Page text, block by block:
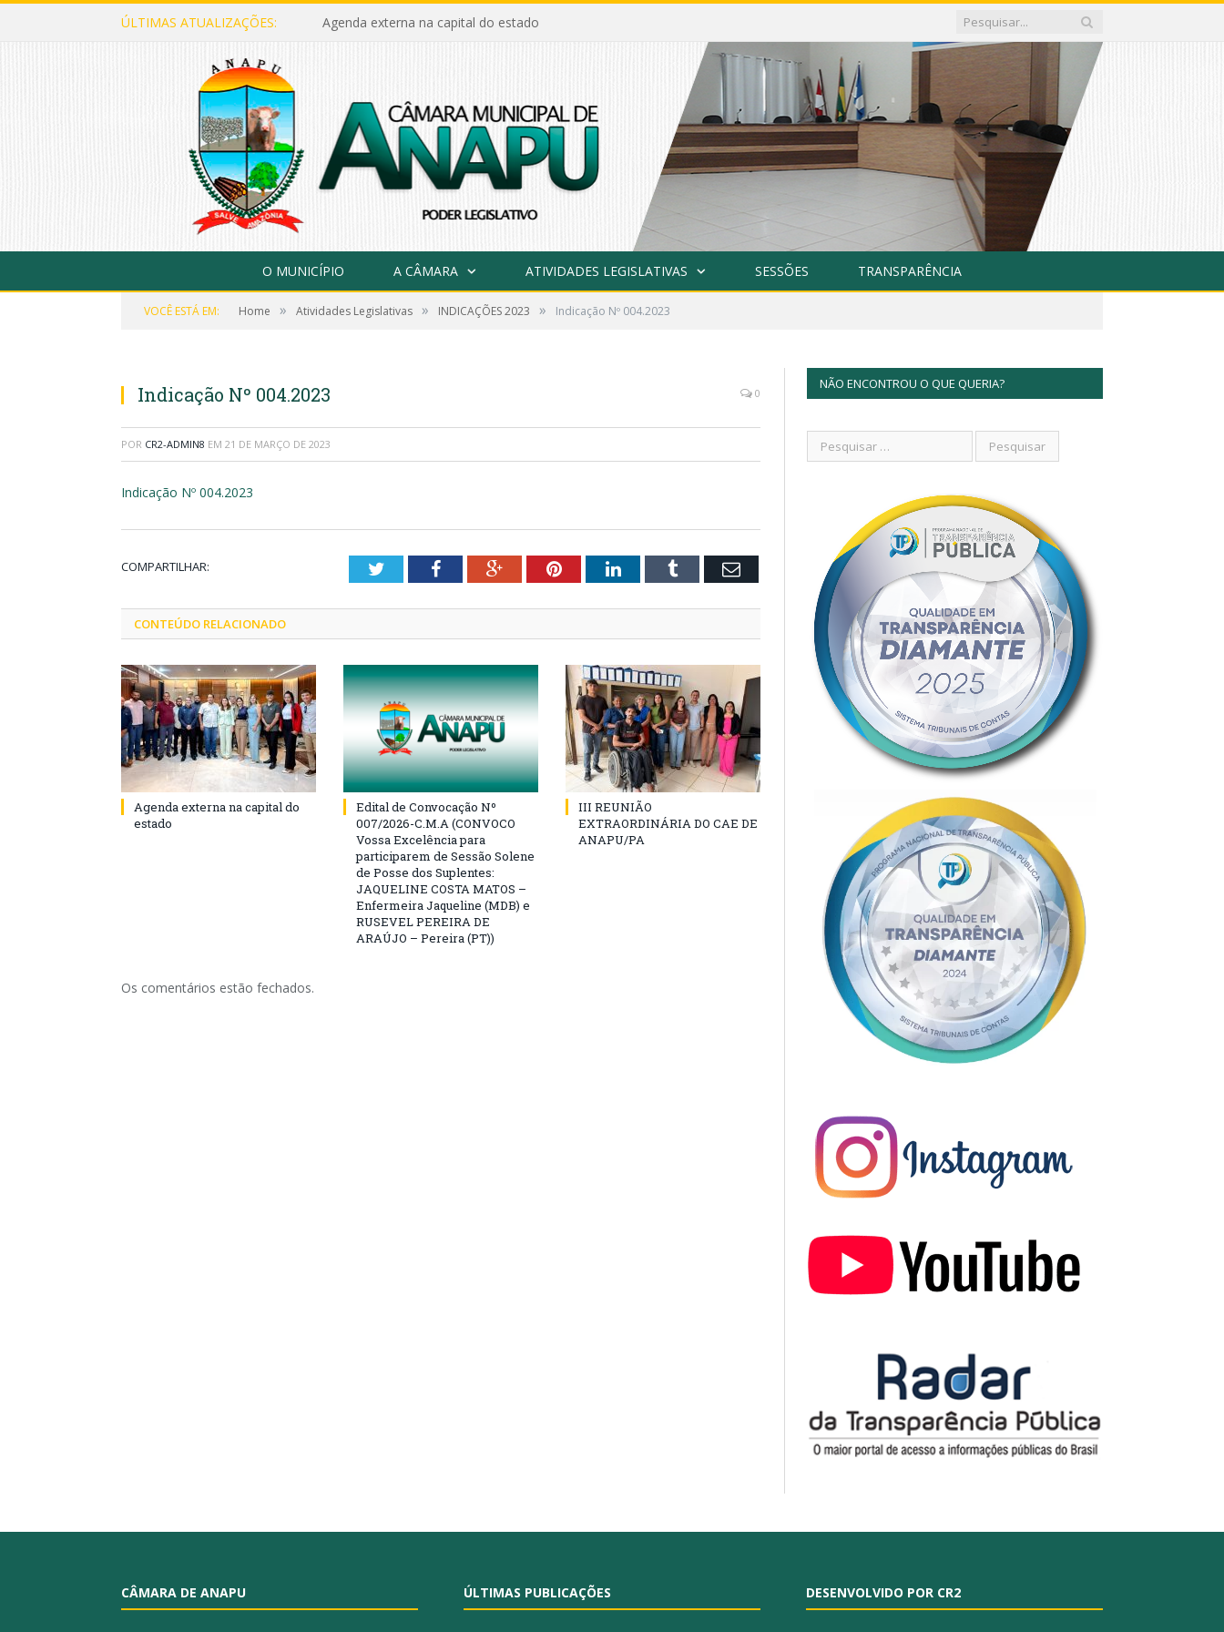
ÚLTIMAS ATUALIZAÇÕES: Agenda externa na capital do estado
O MUNICÍPIO A CÂMARA ATIVIDADES LEGISLATIVAS SESSÕES TRANSPARÊNCIA
VOCÊ ESTÁ EM: Home » Atividades Legislativas » INDICAÇÕES 2023 » Indicação Nº 004.2023
Indicação Nº 004.2023 0
POR CR2-ADMIN8 EM 21 DE MARÇO DE 2023
Indicação Nº 004.2023
COMPARTILHAR: TwitterFacebookGoogle+PinterestLinkedInTumblr Email
CONTEÚDO RELACIONADO
Agenda externa na capital do
estado
Edital de Convocação Nº
007/2026-C.M.A (CONVOCO
Vossa Excelência para
participarem de Sessão Solene
de Posse dos Suplentes:
JAQUELINE COSTA MATOS –
Enfermeira Jaqueline (MDB) e
RUSEVEL PEREIRA DE
ARAÚJO – Pereira (PT))
III REUNIÃO
EXTRAORDINÁRIA DO CAE DE
ANAPU/PA
Os comentários estão fechados.
NÃO ENCONTROU O QUE QUERIA?
CÂMARA DE ANAPU ÚLTIMAS PUBLICAÇÕES DESENVOLVIDO POR CR2